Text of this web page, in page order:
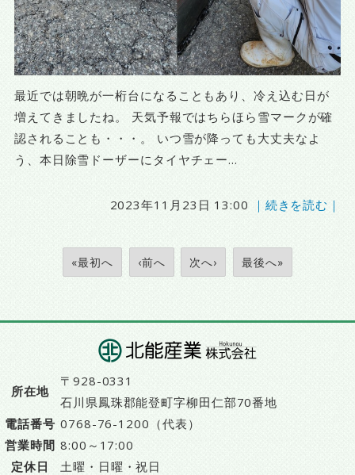
最近では朝晩が一桁台になることもあり、冷え込む日が
増えてきましたね。 天気予報ではちらほら雪マークが確
認されることも・・・。 いつ雪が降っても大丈夫なよ
う、本日除雪ドーザーにタイヤチェー...
2023年11月23日 13:00 ｜続きを読む｜
«最初へ ‹前へ 次へ› 最後へ»
所在地
〒928-0331
石川県鳳珠郡能登町字柳田仁部70番地
電話番号 0768-76-1200（代表）
営業時間 8:00～17:00
定休日
土曜・日曜・祝日